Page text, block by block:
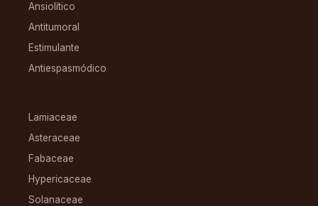
Ansiolítico
Antitumoral
Estimulante
Antiespasmódico
Lamiaceae
Asteraceae
Fabaceae
Hypericaceae
Solanaceae